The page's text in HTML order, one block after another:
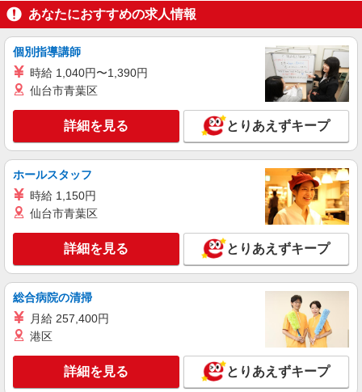
通費全支給(ガソリン代含む)＞
宇城市役所周辺
キープ 詳細を見る
株式会社kotrio /●KM-H-1815748
宇城市★病院でお掃除/食事の配膳など♪★激募
★
時給1450円〜2062円 ＜日払い有/週払い有/交
宇城市内≪車・バイク相談OK≫
キープ 詳細を見る
株式会社kotrio /●KM-H-2086595
高収入を目指したい方必見！未経験でも日収1
時給1450円〜2062円 ＜日払い有/週払い有/交
通費全支給(ガソリン代含む)＞
宇城市役所周辺
あなたにおすすめの求人情報
個別指導講師
時給 1,040円〜1,390円
仙台市青葉区
詳細を見る とりあえずキープ
ホールスタッフ
時給 1,150円
仙台市青葉区
詳細を見る とりあえずキープ
総合病院の清掃
月給 257,400円
港区
詳細を見る とりあえずキープ